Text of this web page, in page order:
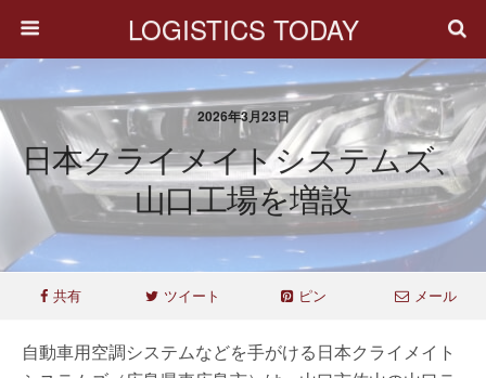
LOGISTICS TODAY
2026年3月23日
日本クライメイトシステムズ、
山口工場を増設
共有 ツイート ピン メール
自動車用空調システムなどを手がける日本クライメイト